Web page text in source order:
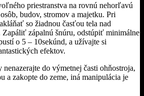
priestranstva na rovnú nehorľavú
budov, stromov a majetku. Pri
so žiadnou časťou tela nad
zápalnú šnúru, odstúpiť minimálne
o 5 – 10sekúnd, a užívajte si
efektov.
do výmetnej časti ohňostroja,
a zakopte do zeme, iná manipulácia je